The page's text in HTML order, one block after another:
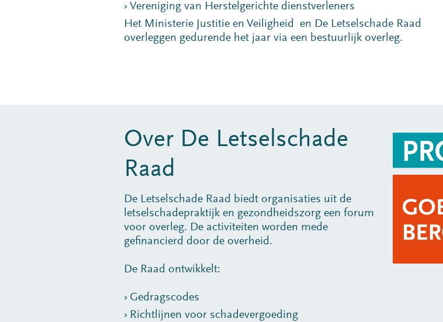
Vereniging van Herstelgerichte dienstverleners
Het Ministerie Justitie en Veiligheid en De Letselschade Raad
overleggen gedurende het jaar via een bestuurlijk overleg.
Over De Letselschade
Raad
De Letselschade Raad biedt organisaties uit de
letselschadepraktijk en gezondheidszorg een forum
voor overleg. De activiteiten worden mede
gefinancierd door de overheid.
De Raad ontwikkelt:
Gedragscodes
Richtlijnen voor schadevergoeding